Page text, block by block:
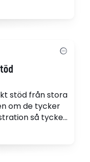
stöd från stora
om de tycker
så tycker